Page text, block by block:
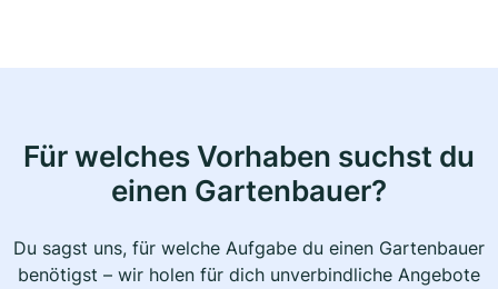
Für welches Vorhaben suchst du
einen Gartenbauer?
Du sagst uns, für welche Aufgabe du einen Gartenbauer
benötigst – wir holen für dich unverbindliche Angebote